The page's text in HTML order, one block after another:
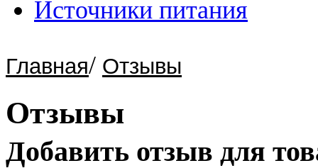
Источники питания
Главная/ Отзывы
Отзывы
Добавить отзыв для